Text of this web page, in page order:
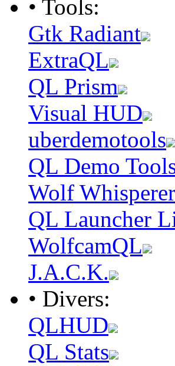
• Tools:
Gtk Radiant
ExtraQL
QL Prism
Visual HUD
uberdemotools
QL Demo
Wolf Whisperer
QL Launcher
WolfcamQL
J.A.C.K.
• Divers:
QLHUD
QL Stats